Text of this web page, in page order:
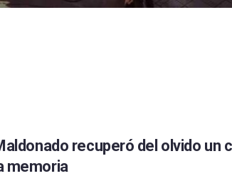
recuperó del olvido un
memoria